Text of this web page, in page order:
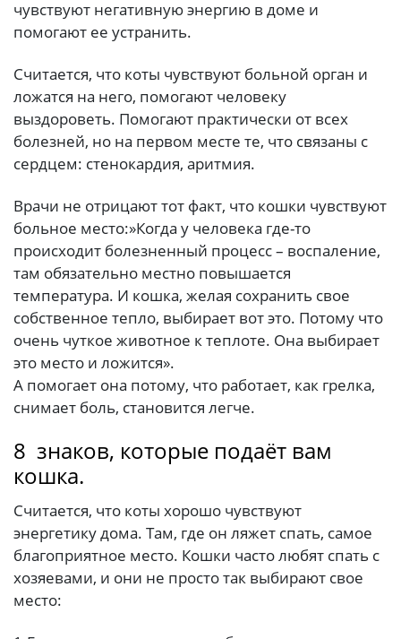
чувствуют негативную энергию в доме и
помогают ее устранить.
Считается, что коты чувствуют больной орган и
ложатся на него, помогают человеку
выздороветь. Помогают практически от всех
болезней, но на первом месте те, что связаны с
сердцем: стенокардия, аритмия.
Врачи не отрицают тот факт, что кошки чувствуют
больное место:»Когда у человека где-то
происходит болезненный процесс – воспаление,
там обязательно местно повышается
температура. И кошка, желая сохранить свое
собственное тепло, выбирает вот это. Потому что
очень чуткое животное к теплоте. Она выбирает
это место и ложится».
А помогает она потому, что работает, как грелка,
снимает боль, становится легче.
8 знаков, которые подаёт вам
кошка.
Считается, что коты хорошо чувствуют
энергетику дома. Там, где он ляжет спать, самое
благоприятное место. Кошки часто любят спать с
хозяевами, и они не просто так выбирают свое
место: